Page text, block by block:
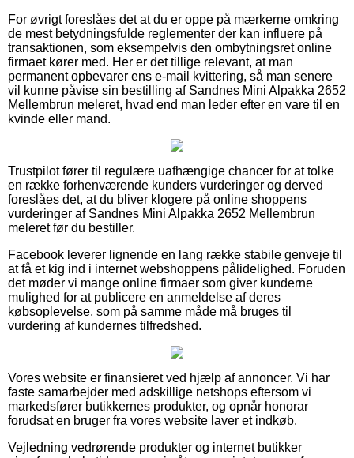
For øvrigt foreslåes det at du er oppe på mærkerne omkring
de mest betydningsfulde reglementer der kan influere på
transaktionen, som eksempelvis den ombytningsret online
firmaet kører med. Her er det tillige relevant, at man
permanent opbevarer ens e-mail kvittering, så man senere
vil kunne påvise sin bestilling af Sandnes Mini Alpakka 2652
Mellembrun meleret, hvad end man leder efter en vare til en
kvinde eller mand.
Trustpilot fører til regulære uafhængige chancer for at tolke
en række forhenværende kunders vurderinger og derved
foreslåes det, at du bliver klogere på online shoppens
vurderinger af Sandnes Mini Alpakka 2652 Mellembrun
meleret før du bestiller.
Facebook leverer lignende en lang række stabile genveje til
at få et kig ind i internet webshoppens pålidelighed. Foruden
det møder vi mange online firmaer som giver kunderne
mulighed for at publicere en anmeldelse af deres
købsoplevelse, som på samme måde må bruges til
vurdering af kundernes tilfredshed.
Vores website er finansieret ved hjælp af annoncer. Vi har
faste samarbejder med adskillige netshops eftersom vi
markedsfører butikkernes produkter, og opnår honorar
forudsat en bruger fra vores website laver et indkøb.
Vejledning vedrørende produkter og internet butikker